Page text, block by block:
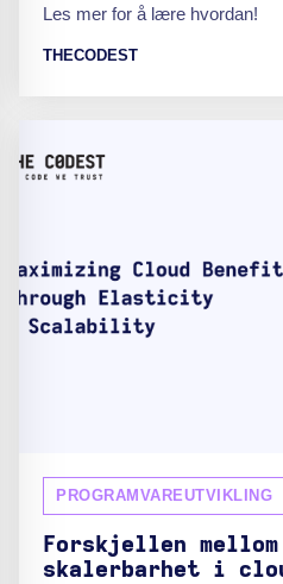
Les mer for å lære hvordan!
THECODEST
PROGRAMVAREUTVIKLING
Forskjellen
skalerbarhet i